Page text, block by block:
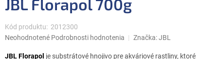
JBL Florapol 700g
Kód produktu: 2012300
Priemerné
produktu
Neohodnotené Podrobnosti hodnotenia Značka:JBL
JBL Florapol je substrátové hnojivo pre akváriové rastliny, ktoré